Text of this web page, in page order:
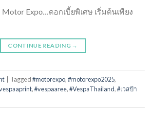
Expo…ดอกเบี้ยพิเศษ เริ่มต้นเพียง
CONTINUE READING →
Tagged#motorexpo,#motorexpo2025,
,#vespaaree,#VespaThailand,#เวสป้า